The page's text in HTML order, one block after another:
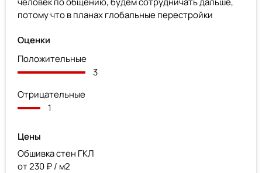
потому что в планах глобальные перестройки
Оценки
Положительные
3
Отрицательные
1
Цены
Обшивка стен ГКЛ
от 230 ₽ / м2